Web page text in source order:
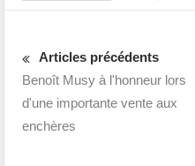
Articles précédents
Benoît Musy à l'honneur lors
d'une importante vente aux
enchères